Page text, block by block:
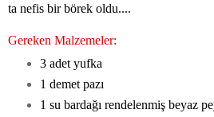
ta nefis bir börek oldu....
Gereken Malzemeler:
3 adet yufka
1 demet pazı
1 su bardağı rendelenmiş beyaz